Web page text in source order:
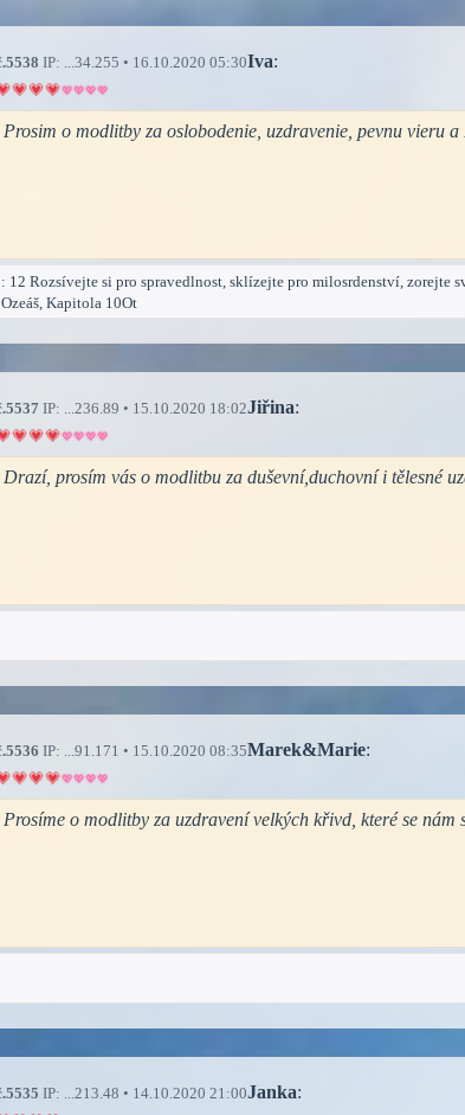
IP: ...34.255 • 16.10.2020 05:30Iva:
Prosim o modlitby za oslobodenie, uzdravenie, pevnu vieru
: 12 Rozsívejte si pro spravedlnost, sklízejte pro milosrdenství, zorejte
Ozeáš, Kapitola 10Ot
IP: ...236.89 • 15.10.2020 18:02Jiřina:
Drazí, prosím vás o modlitbu za duševní,duchovní i tělesné
IP: ...91.171 • 15.10.2020 08:35Marek&Marie:
Prosíme o modlitby za uzdravení velkých křivd, které se
IP: ...213.48 • 14.10.2020 21:00Janka: